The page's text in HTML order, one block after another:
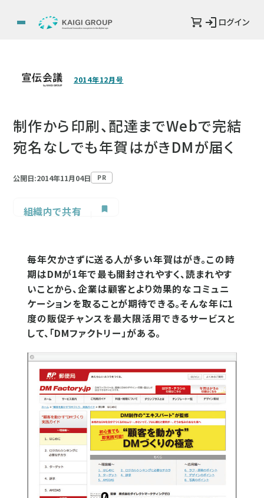
ログイン
2014年12月号
制作から印刷、配達までWebで完結
宛名なしでも年賀はがきDMが届く
公開日:2014年11月04日 PR
組織内で共有
毎年欠かさずに送る人が多い年賀はがき。この時
期はDMが1年で最も開封されやすく、読まれやす
いことから、企業は顧客とより効果的なコミュニ
ケーションを取ることが期待できる。そんな年に1
度の販促チャンスを最大限活用できるサービスと
して、「DMファクトリー」がある。